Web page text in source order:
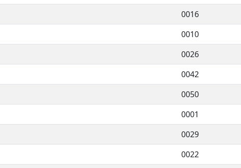
0016
0010
0026
0042
0050
0001
0029
0022